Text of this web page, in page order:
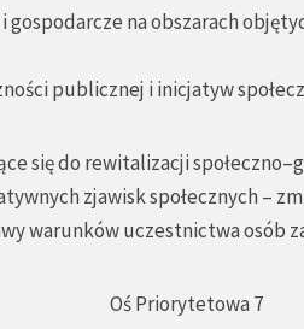
gospodarcze na obszarach
publicznej i inicjatyw
się do rewitalizacji
zjawisk społecznych –
warunków uczestnictwa osób
Oś Priorytetowa 7